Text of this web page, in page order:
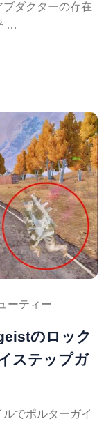
ダクターの存在
…
ーティー
のロック
ステップガ
でポルターガイ